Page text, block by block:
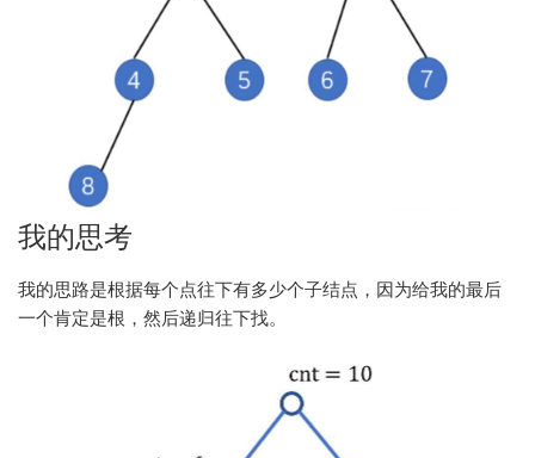
我的思考
我的思路是根据每个点往下有多少个子结点，因为给我的最后
一个肯定是根，然后递归往下找。